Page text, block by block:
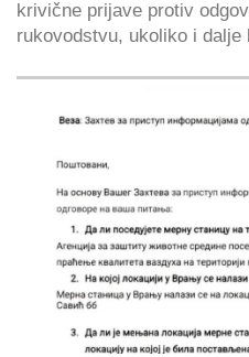
krivične prijave protiv
rukovodstvu, ukoliko i dalje